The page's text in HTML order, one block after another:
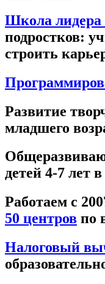
Школа
подростков:
строить
Развитие
младшего
детей 4-7 лет
Работаем с
50 центров по
Налоговый